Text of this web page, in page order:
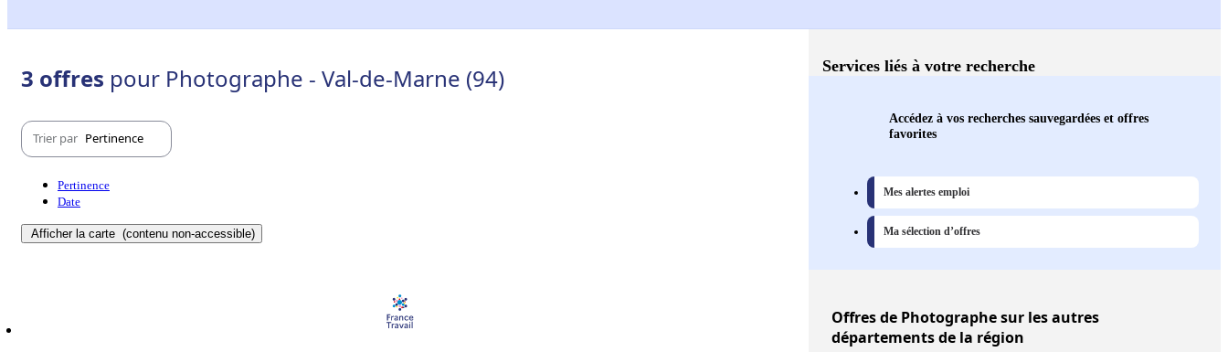
3 offres pour Photographe - Val-de-Marne (94)
Trier par Pertinence
Pertinence
Date
Afficher la carte (contenu non-accessible)
Services liés à votre recherche
Accédez à vos recherches sauvegardées et offres
favorites
Mes alertes emploi
Ma sélection d’offres
Offresde Photographe sur les autres
départements de la région